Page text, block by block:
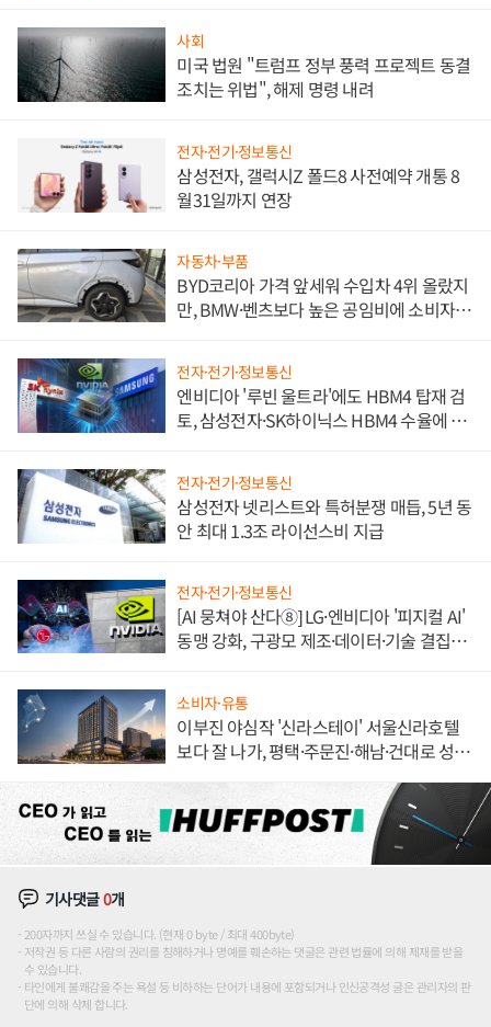
사회
미국 법원 "트럼프 정부 풍력 프로젝트 동결
조치는 위법", 해제 명령 내려
전자·전기·정보통신
삼성전자, 갤럭시Z 폴드8 사전예약 개통 8
월31일까지 연장
자동차·부품
BYD코리아 가격 앞세워 수입차 4위 올랐지
만, BMW·벤츠보다 높은 공임비에 소비자
전자·전기·정보통신
엔비디아 '루빈 울트라'에도 HBM4 탑재 검
토, 삼성전자·SK하이닉스 HBM4 수율에 주
전자·전기·정보통신
삼성전자 넷리스트와 특허분쟁 매듭, 5년 동
안 최대 1.3조 라이선스비 지급
전자·전기·정보통신
[AI 뭉쳐야 산다⑧] LG·엔비디아 '피지컬 AI'
동맹 강화, 구광모 제조·데이터·기술 결집
소비자·유통
이부진 야심작 '신라스테이' 서울신라호텔
보다 잘 나가, 평택·주문진·해남·건대로 성
기사댓글0개
200자까지 쓰실 수 있습니다. (현재 0 byte / 최대 400byte)
저작권 등 다른 사람의 권리를 침해하거나 명예를 훼손하는 댓글은 관련 법률에 의해 제재를 받을
수 있습니다.
타인에게 불쾌감을 주는 욕설 등 비하하는 단어가 내용에 포함되거나 인신공격성 글은 관리자의 판
단에 의해 삭제 합니다.